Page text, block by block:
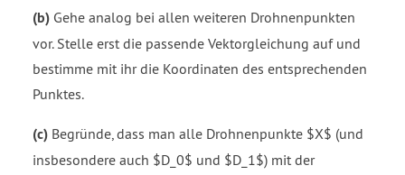
(b) Gehe analog bei allen weiteren Drohnenpunkten
vor. Stelle erst die passende Vektorgleichung auf und
bestimme mit ihr die Koordinaten des entsprechenden
Punktes.
(c) Begründe, dass man alle Drohnenpunkte $X$ (und
insbesondere auch $D_0$ und $D_1$) mit der